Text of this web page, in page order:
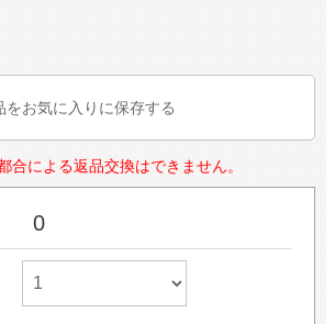
をお気に入りに保存する
合による返品交換はできません。
0